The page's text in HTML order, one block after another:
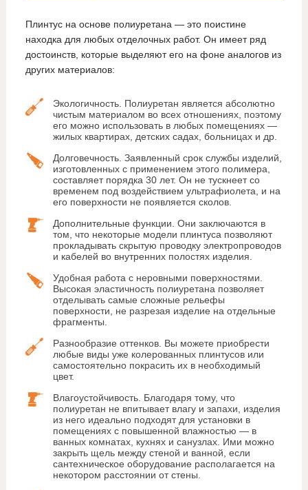
Плинтус на основе полиуретана — это поистине
находка для любых отделочных работ. Он имеет ряд
достоинств, которые выделяют его на фоне аналогов из
других материалов:
Экологичность. Полиуретан является абсолютно
чистым материалом во всех отношениях, поэтому
его можно использовать в любых помещениях —
жилых квартирах, детских садах, больницах и др.
Долговечность. Заявленный срок службы изделий,
изготовленных с применением этого полимера,
составляет порядка 30 лет. Он не тускнеет со
временем под воздействием ультрафиолета, и на
его поверхности не появляется сколов.
Дополнительные функции. Они заключаются в
том, что некоторые модели плинтуса позволяют
прокладывать скрытую проводку электропроводов
и кабелей во внутренних полостях изделия.
Удобная работа с неровными поверхностями.
Высокая эластичность полиуретана позволяет
отделывать самые сложные рельефы
поверхности, не разрезая изделие на отдельные
фрагменты.
Разнообразие оттенков. Вы можете приобрести
любые виды уже колерованных плинтусов или
самостоятельно покрасить их в необходимый
цвет.
Влагоустойчивость. Благодаря тому, что
полиуретан не впитывает влагу и запахи, изделия
из него идеально подходят для установки в
помещениях с повышенной влажностью — в
ванных комнатах, кухнях и санузлах. Ими можно
закрыть щель между стеной и ванной, если
сантехническое оборудование располагается на
некотором расстоянии от стены.